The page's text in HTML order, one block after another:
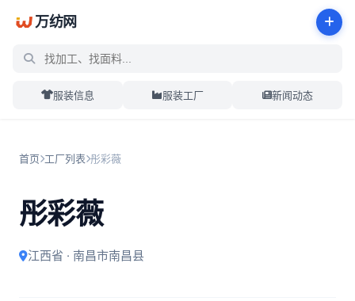
万纺网
服装信息 服装工厂 新闻动态
首页 工厂列表 彤彩薇
彤彩薇
江西省 · 南昌市南昌县